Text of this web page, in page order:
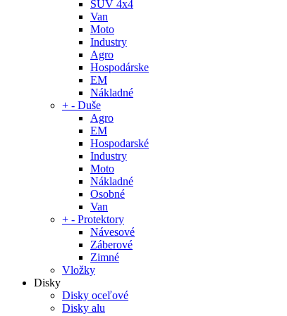
SUV 4x4
Van
Moto
Industry
Agro
Hospodárske
EM
Nákladné
+ - Duše
Agro
EM
Hospodarské
Industry
Moto
Nákladné
Osobné
Van
+ - Protektory
Návesové
Záberové
Zimné
Vložky
Disky
Disky oceľové
Disky alu